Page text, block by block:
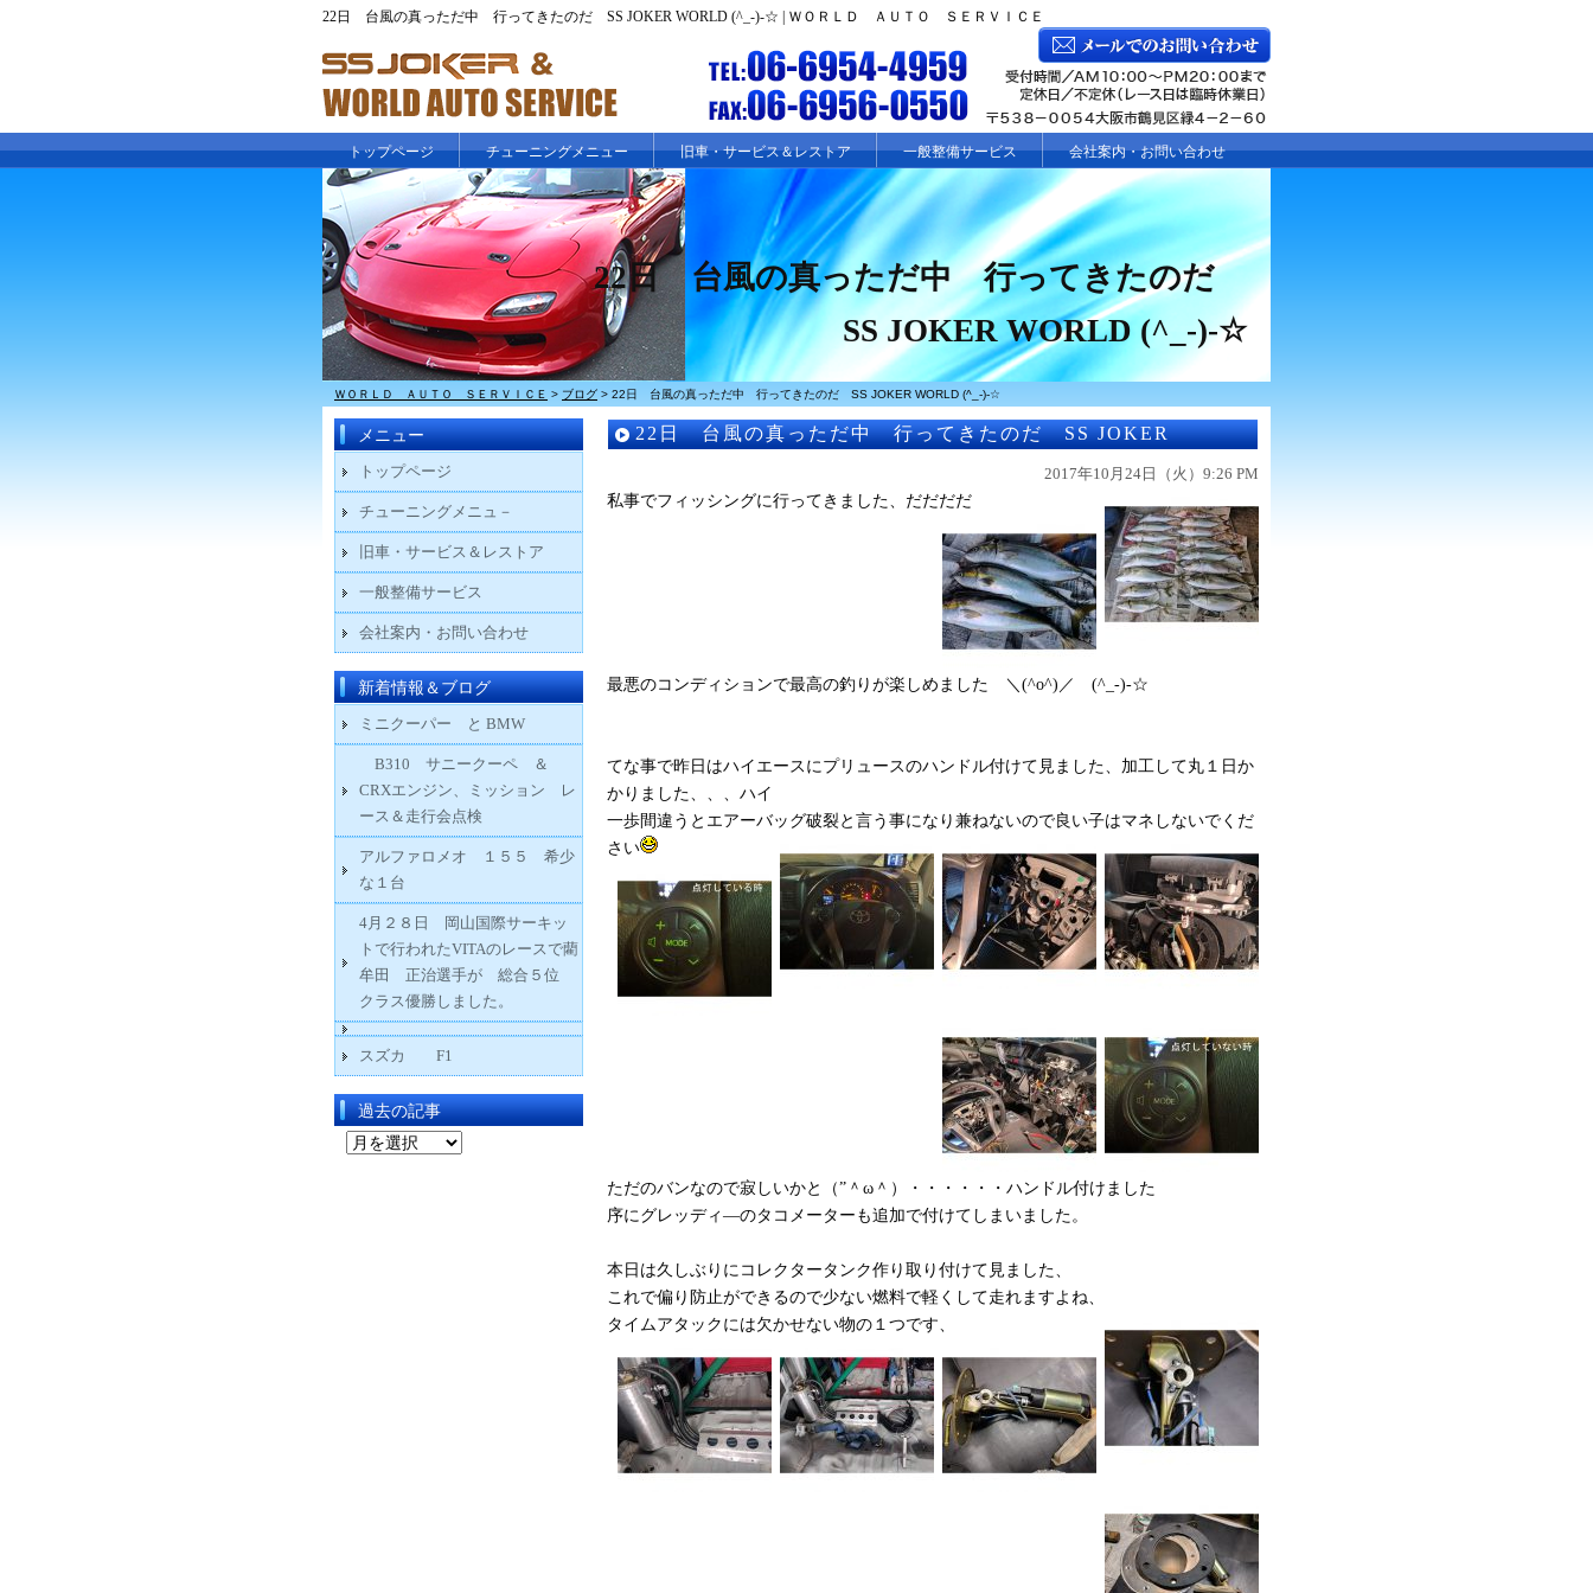
22日 台風の真っただ中 行ってきたのだ SS JOKER WORLD (^_-)-☆ | ＷＯＲＬＤ ＡＵＴＯ ＳＥＲＶＩＣＥ
トップページ チューニングメニュー 旧車・サービス＆レストア 一般整備サービス 会社案内・お問い合わせ
22日 台風の真っただ中 行ってきたのだ
SS JOKER WORLD (^_-)-☆
ＷＯＲＬＤ ＡＵＴＯ ＳＥＲＶＩＣＥ > ブログ > 22日 台風の真っただ中 行ってきたのだ SS JOKER WORLD (^_-)-☆
22日 台風の真っただ中 行ってきたのだ SS JOKER
2017年10月24日（火）9:26 PM
私事でフィッシングに行ってきました、だだだだ
最悪のコンディションで最高の釣りが楽しめました ＼(^o^)／ (^_-)-☆
てな事で昨日はハイエースにプリュースのハンドル付けて見ました、加工して丸１日か
かりました、、、ハイ
一歩間違うとエアーバッグ破裂と言う事になり兼ねないので良い子はマネしないでくだ
さい
ただのバンなので寂しいかと（”＾ω＾）・・・・・・ハンドル付けました
序にグレッディ―のタコメーターも追加で付けてしまいました。
本日は久しぶりにコレクタータンク作り取り付けて見ました、
これで偏り防止ができるので少ない燃料で軽くして走れますよね、
タイムアタックには欠かせない物の１つです、
メニュー
トップページ
チューニングメニュ－
旧車・サービス＆レストア
一般整備サービス
会社案内・お問い合わせ
新着情報＆ブログ
ミニクーパー と BMW
B310 サニークーペ ＆
CRXエンジン、ミッション レ
ース＆走行会点検
アルファロメオ １５５ 希少
な１台
4月２８日 岡山国際サーキッ
トで行われたVITAのレースで藺
牟田 正治選手が 総合５位
クラス優勝しました。
スズカ F1
過去の記事